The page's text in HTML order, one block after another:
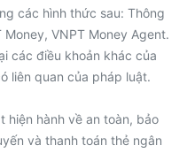
các hình thức sau: Thông
VNPT Money Agent.
các điều khoản khác của
liên quan của pháp luật.
hiện hành về an toàn, bảo
và thanh toán thẻ ngân